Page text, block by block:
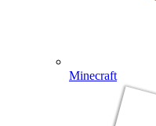
Minecraft